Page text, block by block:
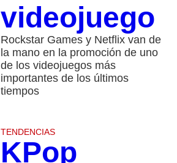
videojuego
Rockstar Games y Netflix van de
la mano en la promoción de uno
de los videojuegos más
importantes de los últimos
tiempos
TENDENCIAS
KPop